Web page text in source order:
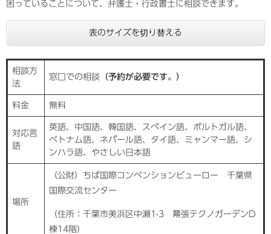
困っていることについて、弁護士・行政書士に相談できます。
表のサイズを切り替える
相談方
法
窓口での相談 （予約が必要です。）
料金 無料
対応言
語
英語、中国語、韓国語、スペイン語、ポルトガル語、
ベトナム語、ネパール語、タイ語、ミャンマー語、シ
ンハラ語、やさしい日本語
場所
（公財）ちば国際コンベンションビューロー 千葉県
国際交流センター
（住所：千葉市美浜区中瀬1-3 幕張テクノガーデンD
棟14階）